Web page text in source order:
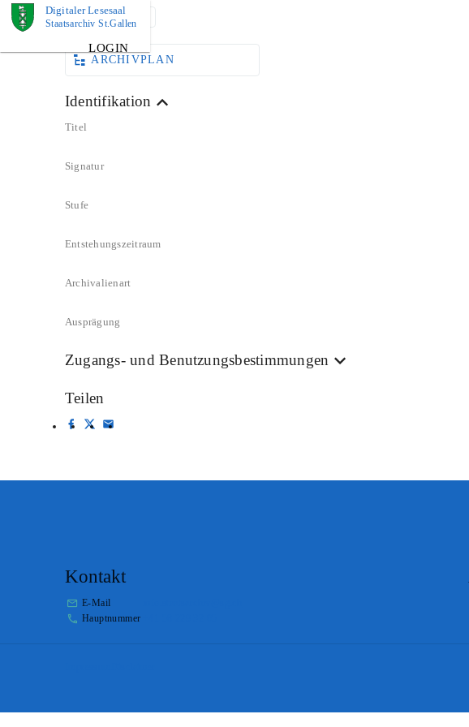
Digitaler Lesesaal
Staatsarchiv St.Gallen
LOGIN
DOKUMENT
ARCHIVPLAN
Identifikation
Titel
Signatur
Stufe
Entstehungszeitraum
Archivalienart
Ausprägung
Zugangs- und Benutzungsbestimmungen
Teilen
Kontakt
E-Mail
Hauptnummer